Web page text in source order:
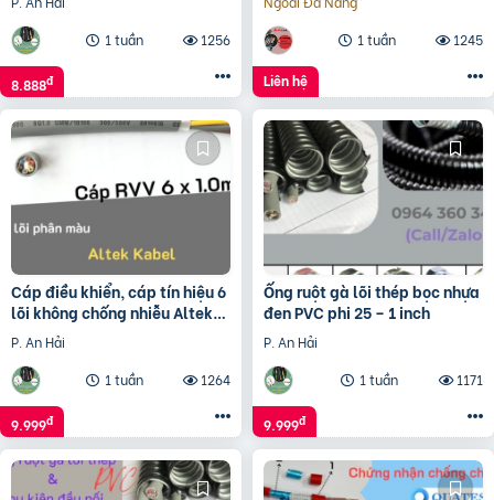
1 tuần
1256
8.888đ
1 tuần
1245
Liên hệ
Cáp điều khiển, cáp tín hiệu 6
lõi không chống nhiễu Altek
Kabel
P. An Hải
1 tuần
1264
9.999đ
Ống ruột gà lõi thép bọc nhựa
đen PVC phi 25 – 1 inch
P. An Hải
1 tuần
1171
9.999đ